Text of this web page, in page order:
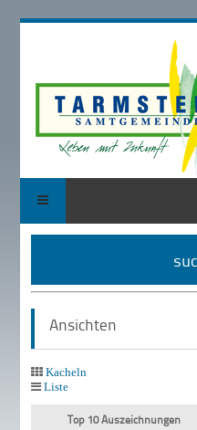
Ansichten
Kacheln
Liste
Top 10 Auszeichnungen